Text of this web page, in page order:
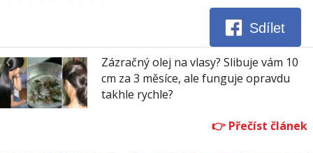
Sdílet
Zázračný olej na vlasy? Slibuje vám 10
cm za 3 měsíce, ale funguje opravdu
takhle rychle?